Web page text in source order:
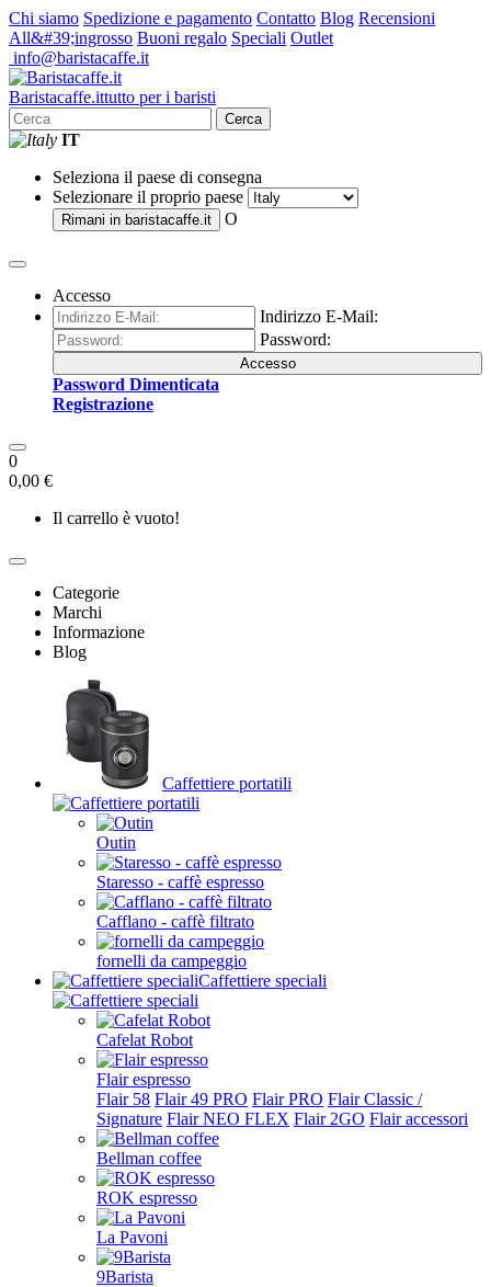
Chi siamo Spedizione e pagamento Contatto Blog Recensioni
All&#39;ingrosso Buoni regalo Speciali Outlet
info@baristacaffe.it
Baristacaffe.ittutto per i baristi
Cerca
IT
Seleziona il paese di consegna
Selezionare il proprio paese
Rimani in baristacaffe.it O
Accesso
Indirizzo E-Mail:
Password:
Accesso
Password Dimenticata
Registrazione
0
0,00 €
Il carrello è vuoto!
Categorie
Marchi
Informazione
Blog
Caffettiere portatili
Outin
Staresso - caffè espresso
Cafflano - caffè filtrato
fornelli da campeggio
Caffettiere speciali
Cafelat Robot
Flair espresso
Flair 58 Flair 49 PRO Flair PRO Flair Classic /
Signature Flair NEO FLEX Flair 2GO Flair accessori
Bellman coffee
ROK espresso
La Pavoni
9Barista